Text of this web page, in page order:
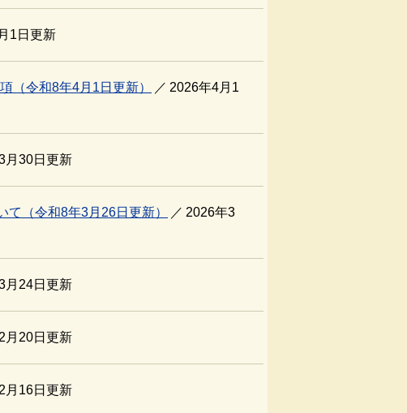
1日更新
（令和8年4月1日更新）
2026年4月1
月30日更新
（令和8年3月26日更新）
2026年3
月24日更新
月20日更新
月16日更新